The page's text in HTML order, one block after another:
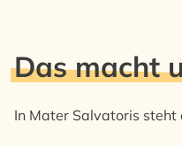
Das macht
In Mater Salvatoris steht